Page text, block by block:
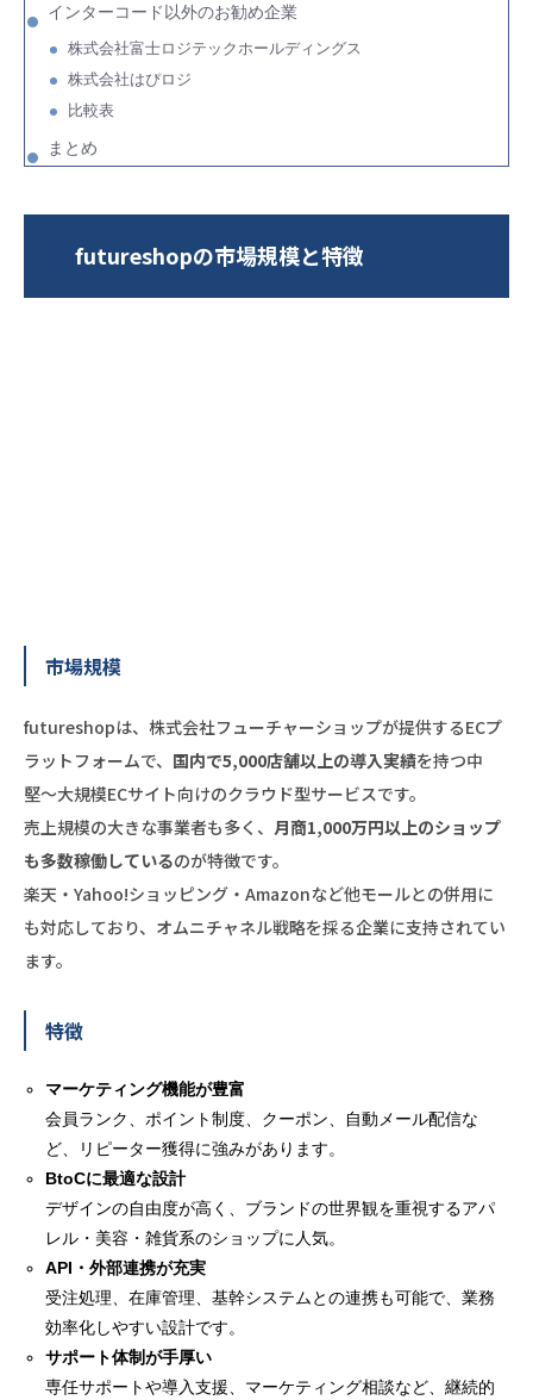
インターコード以外のお勧め企業
株式会社富士ロジテックホールディングス
株式会社はぴロジ
比較表
まとめ
futureshopの市場規模と特徴
市場規模
futureshopは、株式会社フューチャーショップが提供するECプ
ラットフォームで、 国内で5,000店舗以上の導入実績を持つ中
堅〜大規模ECサイト向けのクラウド型サービスです。
売上規模の大きな事業者も多く、 月商1,000万円以上のショップ
も多数稼働しているのが特徴です。
楽天・Yahoo!ショッピング・Amazonなど他モールとの併用に
も対応しており、オムニチャネル戦略を採る企業に支持されてい
ます。
特徴
マーケティング機能が豊富
会員ランク、ポイント制度、クーポン、自動メール配信な
ど、リピーター獲得に強みがあります。
BtoCに最適な設計
デザインの自由度が高く、ブランドの世界観を重視するアパ
レル・美容・雑貨系のショップに人気。
API・外部連携が充実
受注処理、在庫管理、基幹システムとの連携も可能で、業務
効率化しやすい設計です。
サポート体制が手厚い
専任サポートや導入支援、マーケティング相談など、継続的